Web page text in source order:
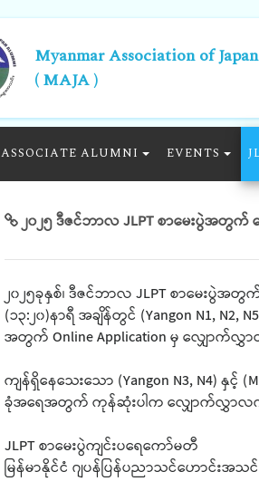
Myanmar Association of
( MAJA )
ASSOCIATE ALUMNI EVENTS
၂၀၂၅ ဒီဇင်ဘာလ JLPT စာမေးပွဲအတွက်
၂၀၂၅ခုနှစ်၊ ဒီဇင်ဘာလ JLPT စာမေးပွဲ
(၁၃:၂၀)နာရီ အချိန်တွင် (Yangon N1, N2,
အတွက် Online Application မှ လျှောက်လွှာ
ကျန်ရှိနေသေးသော (Yangon N3, N4) နှ
ခုံအရေအတွက် ကုန်ဆုံးပါက လျှောက်လွှာလက်ခံ
JLPT စာမေးပွဲကျင်းပရေကော်မတီ
မြန်မာနိုင်ငံ ဂျပန်ပြန်ပညာသင်ဟောင်းအသင်